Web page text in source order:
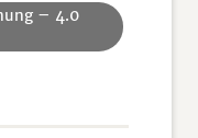
– 4.0